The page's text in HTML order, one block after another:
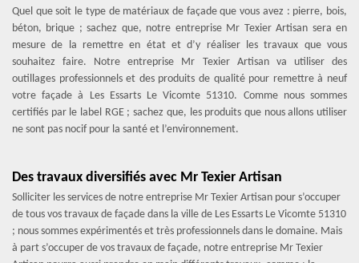
Quel que soit le type de matériaux de façade que vous avez : pierre, bois,
béton, brique ; sachez que, notre entreprise Mr Texier Artisan sera en
mesure de la remettre en état et d’y réaliser les travaux que vous
souhaitez faire. Notre entreprise Mr Texier Artisan va utiliser des
outillages professionnels et des produits de qualité pour remettre à neuf
votre façade à Les Essarts Le Vicomte 51310. Comme nous sommes
certifiés par le label RGE ; sachez que, les produits que nous allons utiliser
ne sont pas nocif pour la santé et l’environnement.
Des travaux diversifiés avec Mr Texier Artisan
Solliciter les services de notre entreprise Mr Texier Artisan pour s’occuper
de tous vos travaux de façade dans la ville de Les Essarts Le Vicomte 51310
; nous sommes expérimentés et très professionnels dans le domaine. Mais
à part s’occuper de vos travaux de façade, notre entreprise Mr Texier